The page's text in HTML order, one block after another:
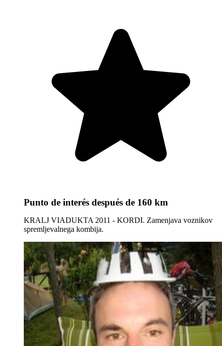
Punto de interés después de 160 km
KRALJ VIADUKTA 2011 - KORDI. Zamenjava voznikov
spremljevalnega kombija.